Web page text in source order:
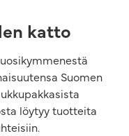
katto
Suomen
löytyy tuotteita